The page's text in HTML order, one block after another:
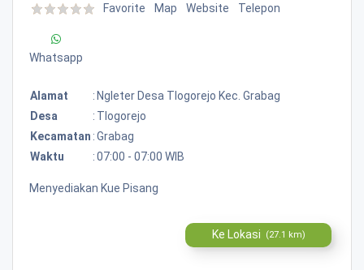
Favorite Map Website Telepon
Whatsapp
Alamat : Ngleter Desa Tlogorejo Kec. Grabag
Desa
: Tlogorejo
Kecamatan :Grabag
Waktu
:07:00 - 07:00 WIB
Menyediakan Kue Pisang
Ke Lokasi (27.1 km)